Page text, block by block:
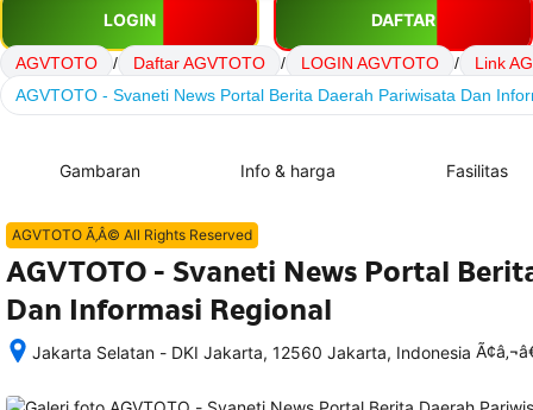
LOGIN DAFTAR
AGVTOTO / Daftar AGVTOTO / LOGIN AGVTOTO /
Link
AGVTOTO - Svaneti News Portal Berita Daerah Pariwisata Dan
Gambaran Info & harga Fasilitas
AGVTOTO Ã‚Â© All Rights Reserved
AGVTOTO - Svaneti News Portal
Dan Informasi Regional
Jakarta Selatan - DKI Jakarta, 12560 Jakarta, Indonesia
memesan,